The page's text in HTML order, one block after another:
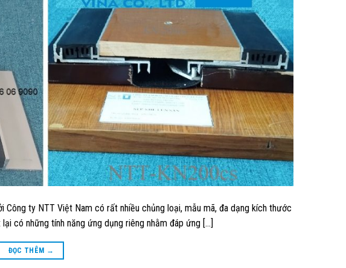
ty NTT Việt Nam có rất nhiều chủng loại, mẫu mã, đa dạng kích thước
có những tính năng ứng dụng riêng nhằm đáp ứng […]
ĐỌC THÊM →